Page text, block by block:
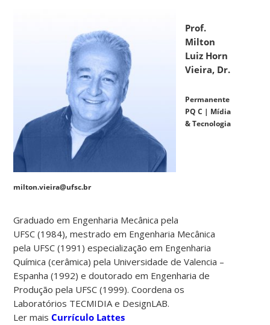
Prof.
Milton
Luiz Horn
Vieira, Dr.
Permanente
PQ C | Mídia
& Tecnologia
milton.vieira@ufsc.br
Graduado em Engenharia Mecânica pela
UFSC (1984), mestrado em Engenharia Mecânica
pela UFSC (1991) especialização em Engenharia
Química (cerâmica) pela Universidade de Valencia –
Espanha (1992) e doutorado em Engenharia de
Produção pela UFSC (1999). Coordena os
Laboratórios TECMIDIA e DesignLAB.
Ler maisCurrículo Lattes